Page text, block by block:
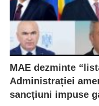
MAE dezminte
Administrației
sancțiuni impuse